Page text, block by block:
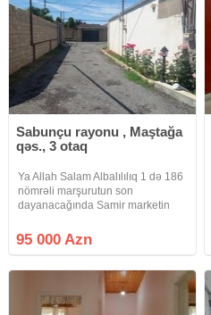
Sabunçu rayonu , Maştağa
qəs., 3 otaq
Ya Allah Salam Albalılılıq 1 də 186
nömrəli marşurutun son
dayanacağında Samir marketin
paket kupça olan 3 otaq ev satışa
çıxıb Qiyməti 95.000 min real
95 000 Azn